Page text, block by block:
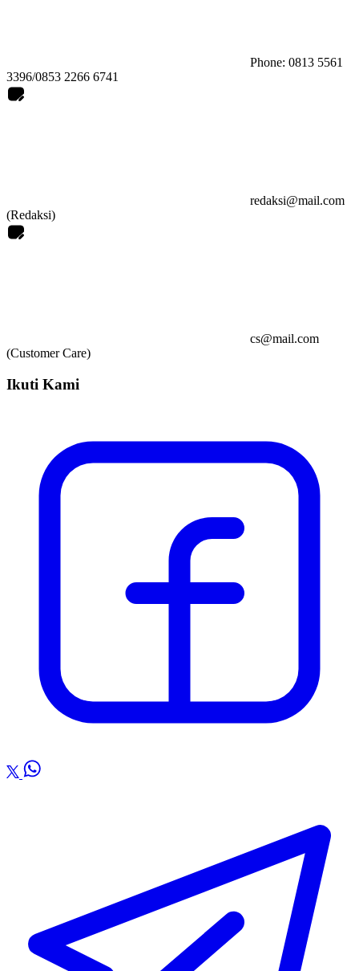
Phone: 0813 5561
3396/0853 2266 6741
redaksi@mail.com
(Redaksi)
cs@mail.com
(Customer Care)
Ikuti Kami